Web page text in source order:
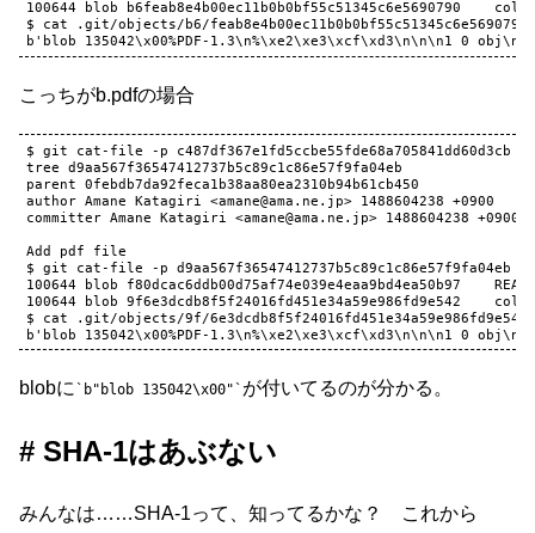
100644 blob b6feab8e4b00ec11b0b0bf55c51345c6e5690790
$ cat .git/objects/b6/
こっちがb.pdfの場合
$ git cat-file -p c487df367e1fd5ccbe55fde68a705841dd60d3cb
tree d9aa567f36547412737b5c89c1c86e57f9fa04eb
parent 0febdb7da92feca1b38aa80ea2310b94b61cb450
author Amane Katagiri <amane@ama.ne.jp> 1488604238 +0900
committer Amane Katagiri <amane@ama.ne.jp> 1488604238 +0900
Add pdf file
$ git cat-file -p d9aa567f36547412737b5c89c1c86e57f9fa04eb
100644 blob f80dcac6ddb00d75af74e039e4eaa9bd4ea50b97
100644 blob 9f6e3dcdb8f5f24016fd451e34a59e986fd9e542
$ cat .git/objects/9f/
blobに b"blob 135042\x00" が付いてるのが分かる。
SHA-1はあぶない
みんなは……SHA-1って、知ってるかな？ これから